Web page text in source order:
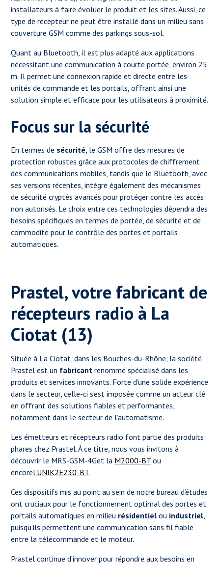
installateurs à faire évoluer le produit et les sites. Aussi, ce
type de récepteur ne peut être installé dans un milieu sans
couverture GSM comme des parkings sous-sol.
Quant au Bluetooth, il est plus adapté aux applications
nécessitant une communication à courte portée, environ 25
m. Il permet une connexion rapide et directe entre les
unités de commande et les portails, offrant ainsi une
solution simple et efficace pour les utilisateurs à proximité.
Focus sur la sécurité
En termes de sécurité, le GSM offre des mesures de
protection robustes grâce aux protocoles de chiffrement
des communications mobiles, tandis que le Bluetooth, avec
ses versions récentes, intègre également des mécanismes
de sécurité cryptés avancés pour protéger contre les accès
non autorisés. Le choix entre ces technologies dépendra des
besoins spécifiques en termes de portée, de sécurité et de
commodité pour le contrôle des portes et portails
automatiques.
Prastel, votre fabricant de
récepteurs radio à La
Ciotat (13)
Située à La Ciotat, dans les Bouches-du-Rhône, la société
Prastel est un fabricantrenommé spécialisé dans les
produits et services innovants. Forte d'une solide expérience
dans le secteur, celle-ci s’est imposée comme un acteur clé
en offrant des solutions fiables et performantes,
notamment dans le secteur de l’automatisme.
Les émetteurs et récepteurs radio font partie des produits
phares chez Prastel. À ce titre, nous vous invitons à
découvrir le MRS-GSM-4Get la M2000-BT ou
encorel’UNIK2E230-BT.
Ces dispositifs mis au point au sein de notre bureau d’études
ont cruciaux pour le fonctionnement optimal des portes et
portails automatiques en milieu résidentielou industriel,
puisqu’ils permettent une communication sans fil fiable
entre la télécommande et le moteur.
Prastel continue d’innover pour répondre aux besoins en